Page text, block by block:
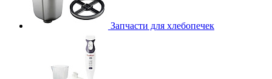
Запчасти для хлебопечек